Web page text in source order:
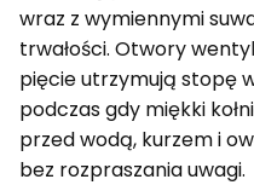
wraz z wymiennymi
trwałości. Otwory
pięcie utrzymują stopę
podczas gdy miękki
przed wodą, kurzem i
bez rozpraszania uwagi.